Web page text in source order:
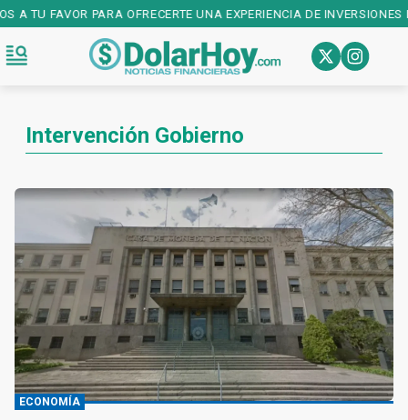
TU FAVOR PARA OFRECERTE UNA EXPERIENCIA DE INVERSIONES
Intervención Gobierno
ECONOMÍA